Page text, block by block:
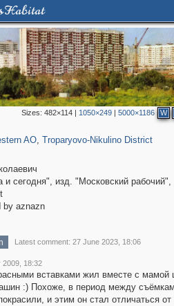
Habitat
Sizes: 482×114| 1050×249| 5000×1186 W
AO, Troparyovo-Nikulino District
сегодня", изд. "Московский рабочий",
by aznazn
Latest comment: 27 June 2023, 18:06
2009, 18:32
вставками жил вместе с мамой
:) Похоже, в период между
и этим он стал отличаться от